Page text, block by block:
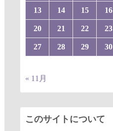
13 14 15 16
20 21 22 23
27 28 29 30
« 11月
このサイトについて